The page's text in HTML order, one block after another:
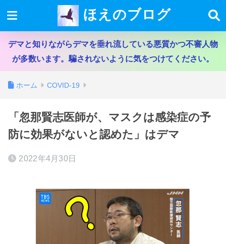
ほえのブログ
デマと知りながらデマを垂れ流している悪質かつ不審人物
が多数います。騙されないように気をつけてください。
ホーム COVID-19
「忽那賢志医師が、マスクは感染症の予
防に効果がないと認めた」はデマ
2022年4月30日